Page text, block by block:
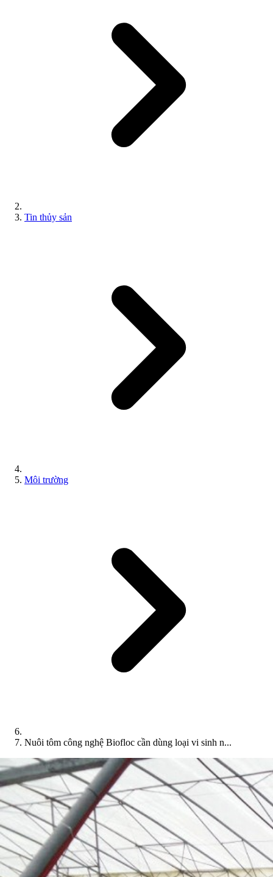
Tin thủy sản
Môi trường
Nuôi tôm công nghệ Biofloc cần dùng loại vi sinh n...